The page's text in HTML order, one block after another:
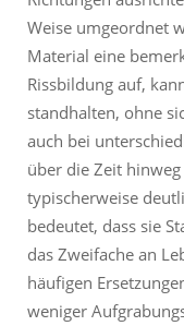
Weise umgeordnet
Material eine
Rissbildung auf,
standhalten, ohne
auch bei
über die Zeit hinweg
typischerweise
bedeutet, dass sie
das Zweifache an
häufigen
weniger